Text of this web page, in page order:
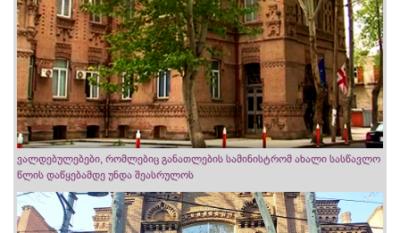
ვალდებულებები, რომლებიც განათლების სამინისტრომ ახალი სასწავლო
წლის დაწყებამდე უნდა შეასრულოს